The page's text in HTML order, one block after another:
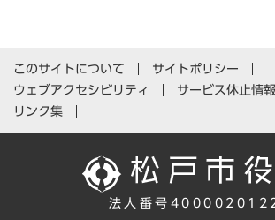
このサイトについて
サイトポリシー
ウェブアクセシビリティ
サービス休止情報
リンク集
法人番号